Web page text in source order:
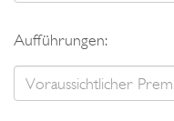
Aufführungen: